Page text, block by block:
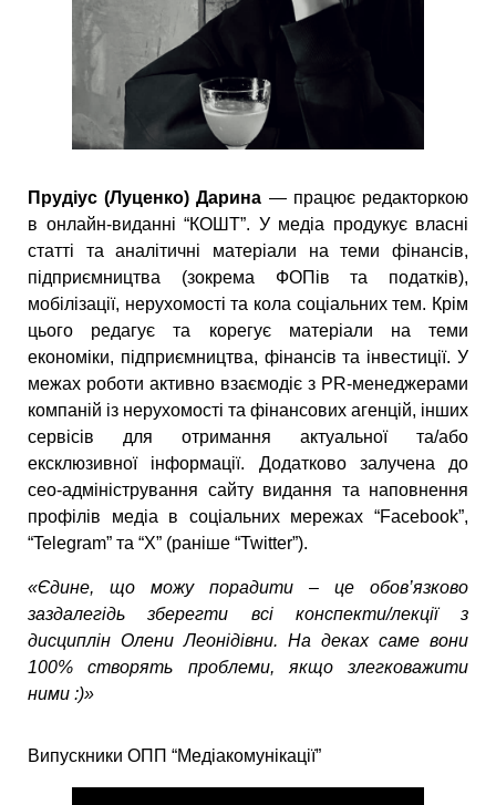
Прудіус (Луценко) Дарина — працює редакторкою
в онлайн-виданні “КОШТ”. У медіа продукує власні
статті та аналітичні матеріали на теми фінансів,
підприємництва (зокрема ФОПів та податків),
мобілізації, нерухомості та кола соціальних тем. Крім
цього редагує та корегує матеріали на теми
економіки, підприємництва, фінансів та інвестиції. У
межах роботи активно взаємодіє з PR-менеджерами
компаній із нерухомості та фінансових агенцій, інших
сервісів для отримання актуальної та/або
ексклюзивної інформації. Додатково залучена до
сео-адміністрування сайту видання та наповнення
профілів медіа в соціальних мережах “Facebook”,
“Telegram” та “X” (раніше “Twitter”).
«Єдине, що можу порадити – це обов’язково
заздалегідь зберегти всі конспекти/лекції з
дисциплін Олени Леонідівни. На деках саме вони
100% створять проблеми, якщо злегковажити
ними :)»
Випускники ОПП “Медіакомунікації”